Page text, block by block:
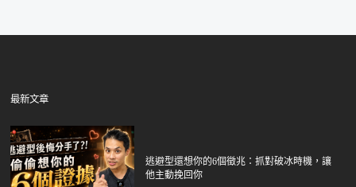
最新文章
逃避型還想你的6個徵兆：抓對破冰時機，讓
他主動挽回你